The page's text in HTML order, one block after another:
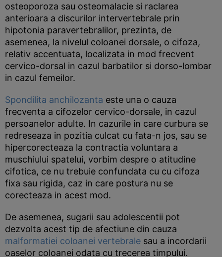
osteoporoza sau osteomalacie si raclarea
anterioara a discurilor intervertebrale prin
hipotonia paravertebralilor, prezinta, de
asemenea, la nivelul coloanei dorsale, o cifoza,
relativ accentuata, localizata in mod frecvent
cervico-dorsal in cazul barbatilor si dorso-lombar
in cazul femeilor.
Spondilita anchilozanta este una o cauza
frecventa a cifozelor cervico-dorsale, in cazul
persoanelor adulte. In cazurile in care curbura se
redreseaza in pozitia culcat cu fata-n jos, sau se
hipercorecteaza la contractia voluntara a
muschiului spatelui, vorbim despre o atitudine
cifotica, ce nu trebuie confundata cu cu cifoza
fixa sau rigida, caz in care postura nu se
corecteaza in acest mod.
De asemenea, sugarii sau adolescentii pot
dezvolta acest tip de afectiune din cauza
malformatiei coloanei vertebrale sau a incordarii
oaselor coloanei odata cu trecerea timpului.